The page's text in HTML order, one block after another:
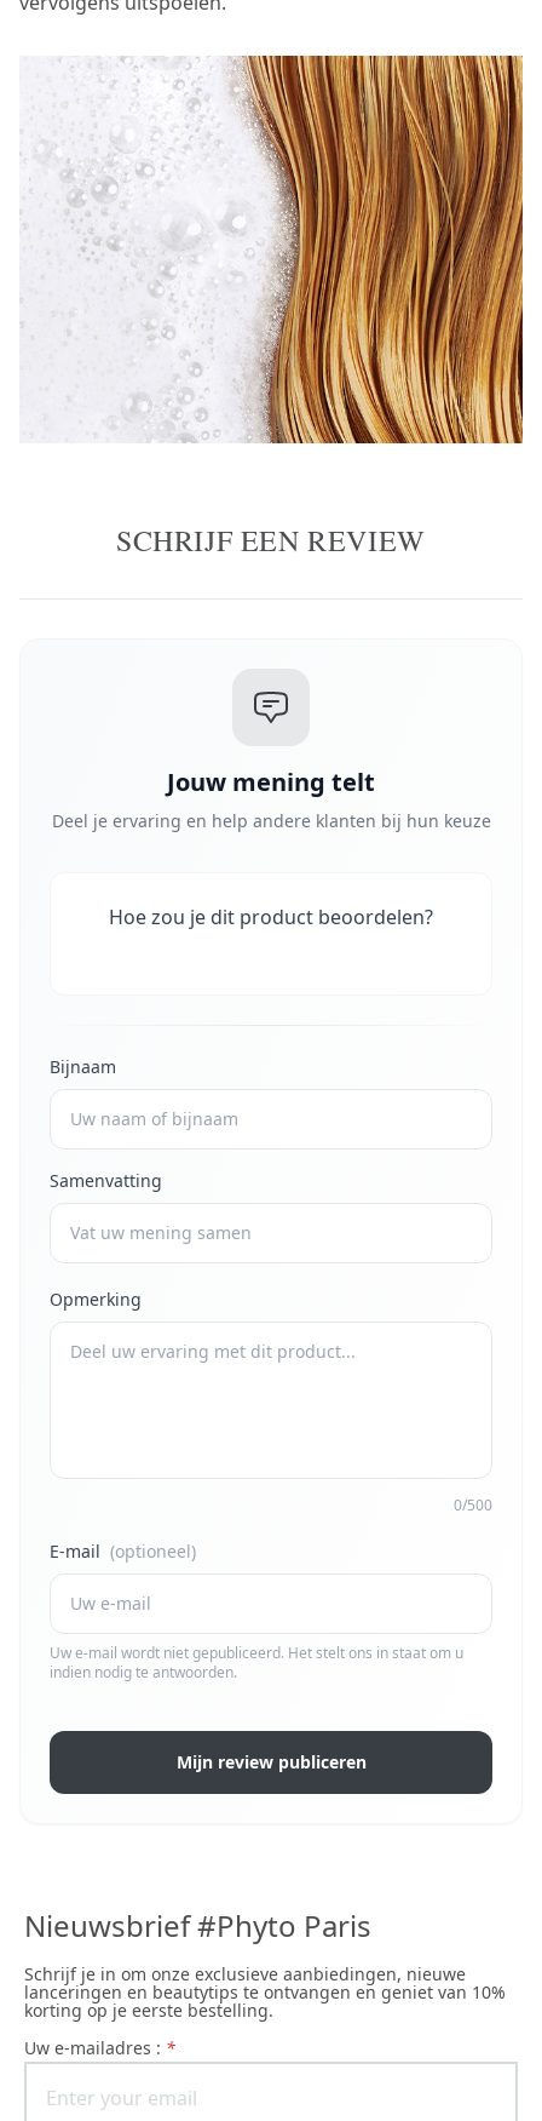
SCHRIJF EEN REVIEW
Jouw mening telt
Deel je ervaring en help andere klanten bij hun keuze
Hoe zou je dit product beoordelen?
Bijnaam
Samenvatting
Opmerking
0/500
E-mail (optioneel)
Uw e-mail wordt niet gepubliceerd. Het stelt ons in staat om u
indien nodig te antwoorden.
Mijn review publiceren
Nieuwsbrief #Phyto Paris
Schrijf je in om onze exclusieve aanbiedingen, nieuwe
lanceringen en beautytips te ontvangen en geniet van 10%
korting op je eerste bestelling.
uw e-mailadres : *